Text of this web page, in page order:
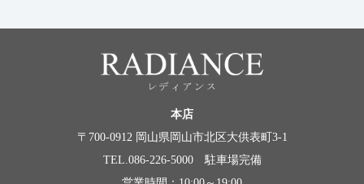
本店
〒700-0912 岡山県岡山市北区大供表町3-1
TEL.086-226-5000 駐車場完備